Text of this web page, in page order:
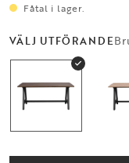
Fåtal i lager.
VÄLJ UTFÖRANDE